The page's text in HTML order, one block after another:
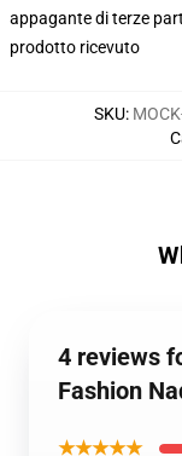
appagante di terze
prodotto ricevuto
SKU:
4 reviews
Fashion
★★★★★